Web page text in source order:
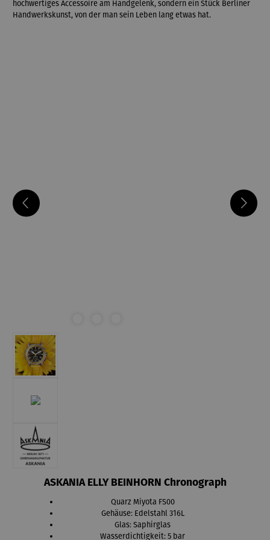
hochwertiges Accessoire am Handgelenk, sondern ein Stück Berliner
Handwerkskunst, von der man sein Leben lang etwas hat.
ASKANIA ELLY BEINHORN Chronograph
Quarz Miyota FS00
Gehäuse: Edelstahl 316L
Glas: Saphirglas
Wasserdichtigkeit: 5 bar